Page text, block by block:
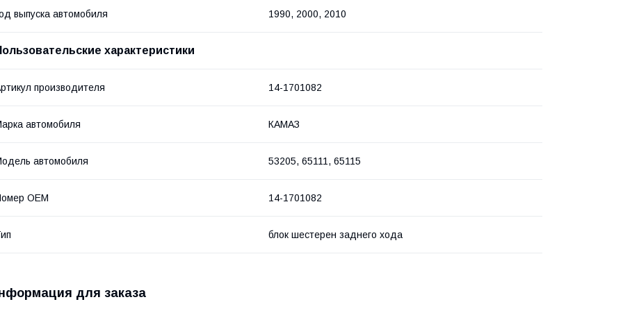
выпуска автомобиля 1990, 2000, 2010
характеристики
производителя 14-1701082
автомобиля КАМАЗ
автомобиля 53205, 65111, 65115
OEM 14-1701082
блок шестерен заднего хода
для заказа